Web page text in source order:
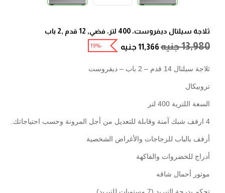
ثلاجة سيلتال ديفروست، 400 لتر، فضي, 12 قدم ,2 باب
13,980جنيه11,366 جنيه -19%
ثلاجة سيلتال 14 قدم – 2 باب – ديفروست
تروبيكال
السعة اللترية 400 لتر
4 ارفف شبك آمنة وقابلة للتعديل من أجل المرونة وحسب احتياجاتك.
أرفف بالباب للزجاجات والأغراض الشخصية
أدراج للخضروات والفاكهة
موتور أحمال شاقه